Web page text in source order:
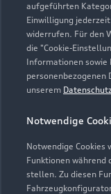
aufgeführten
Einwilligung
widerrufen. Für den
die "Cookie-
Informationen sowie
personenbezogenen
unserem
Notwendige
Notwendige Cookies
Funktionen während
stellen. Zu diesen
Service
Teile- &